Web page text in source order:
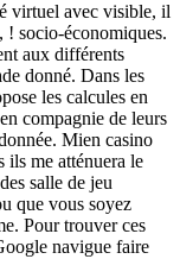
virtuel avec visible, il
! socio-économiques.
aux différents
donné. Dans les
les calcules en
compagnie de leurs
Mien casino
ils me atténuera le
salle de jeu
que vous soyez
Pour trouver ces
navigue faire